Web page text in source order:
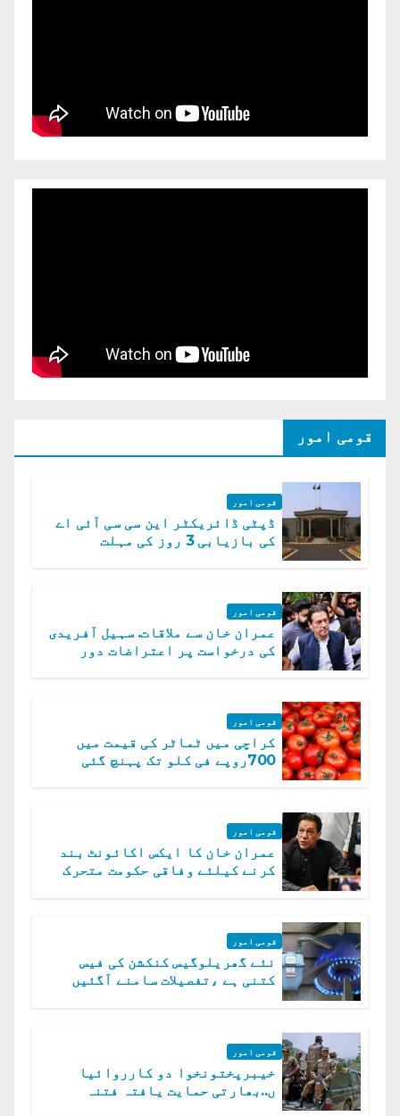
قومی امور
قومی امور
ڈپٹی ڈائریکٹر این سی سی آئی اے
کی بازیابی 3 روز کی مہلت
قومی امور
عمران خان سے ملاقات. سہیل آفریدی
کی درخواست پر اعتراضات دور
قومی امور
کراچی میں ٹماٹر کی قیمت میں
700روپے فی کلو تک پہنچ گئی
قومی امور
عمران خان کا ایکس اکائونٹ بند
کرنے کیلئے وفاقی حکومت متحرک
قومی امور
نئے گھریلوگیس کنکشن کی فیس
کتنی ہے ،تفصیلات سامنے آگئیں
قومی امور
خیبرپختونخوا دو کارروائیا
ں..بھارتی حمایت یافتہ فتنہ